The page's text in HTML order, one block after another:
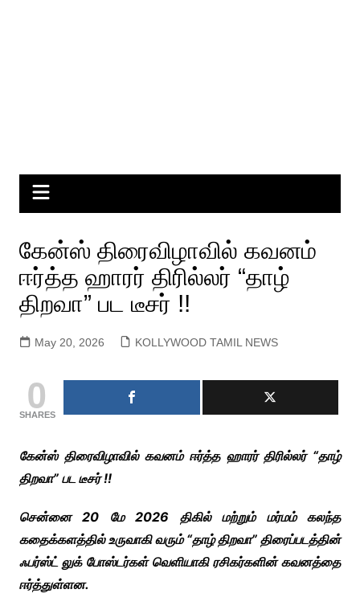
கேன்ஸ் திரைவிழாவில் கவனம்
ஈர்த்த ஹாரர் திரில்லர் “தாழ்
திறவா” பட டீசர் !!
May 20, 2026 KOLLYWOOD TAMIL NEWS
0
SHARES
கேன்ஸ் திரைவிழாவில் கவனம் ஈர்த்த ஹாரர் திரில்லர் “தாழ்
திறவா” பட டீசர் !!
சென்னை 20 மே 2026 திகில் மற்றும் மர்மம் கலந்த
கதைக்களத்தில் உருவாகி வரும் “தாழ் திறவா” திரைப்படத்தின்
ஃபர்ஸ்ட் லுக் போஸ்டர்கள் வெளியாகி ரசிகர்களின் கவனத்தை
ஈர்த்துள்ளன.